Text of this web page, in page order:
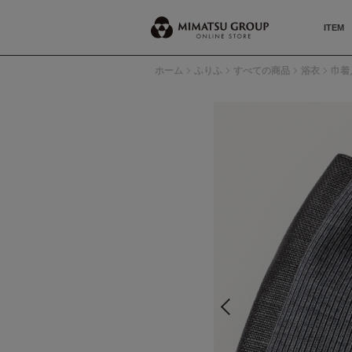
ITEM
ホーム ふりふ すべての商品 浴衣 巾